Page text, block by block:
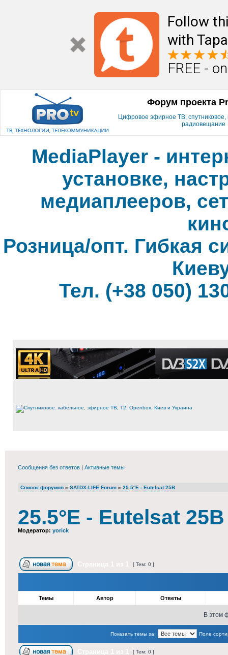
Follow
with
FREE -
Форум проекта
Цифровое эфирное ТВ, спутниковое,
радиовещание
MediaPlayer -
установке,
медиаплееров,
Розница/опт. Гибкая
Тел. (+38 050)
Сообщения без ответов | Активные темы
Список форумов » SATDX-LIFE Forum » 25.5°E - Eutelsat 25B
25.5°E - Eutelsat 25B
Модератор: yorick
[ Тем: 0 ]
Темы Автор Ответы
В этом
Показать темы за: Поле
[ Тем: 0 ]